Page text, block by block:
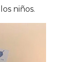
los niños.